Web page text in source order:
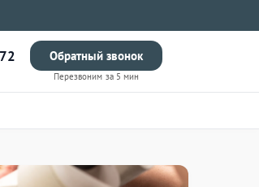
Обратный звонок
Перезвоним за 5 мин